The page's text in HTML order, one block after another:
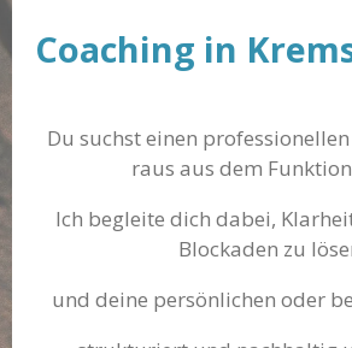
Coaching in
Du suchst einen
raus aus dem
Ich begleite dich dabei,
Blockaden zu
und deine persönlichen oder